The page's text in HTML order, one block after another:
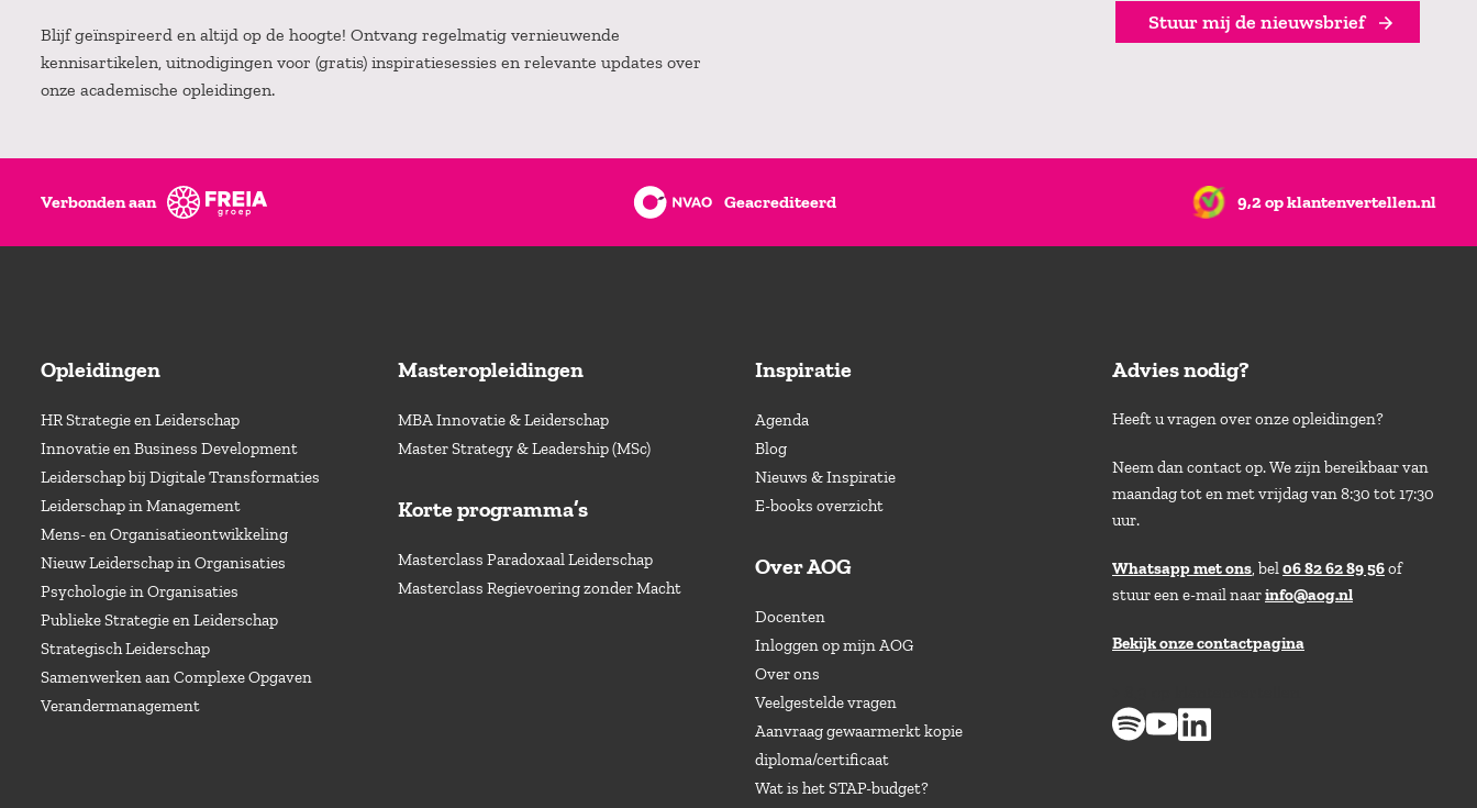
Blijf geïnspireerd en altijd op de hoogte! Ontvang regelmatig vernieuwende
kennisartikelen, uitnodigingen voor (gratis) inspiratiesessies en relevante updates over
onze academische opleidingen.
Stuur mij de nieuwsbrief
Verbonden aan Geacrediteerd 9,2 op klantenvertellen.nl
Opleidingen
HR Strategie en Leiderschap
Innovatie en Business Development
Leiderschap bij Digitale Transformaties
Leiderschap in Management
Mens- en Organisatieontwikkeling
Nieuw Leiderschap in Organisaties
Psychologie in Organisaties
Publieke Strategie en Leiderschap
Strategisch Leiderschap
Samenwerken aan Complexe Opgaven
Verandermanagement
Masteropleidingen
MBA Innovatie & Leiderschap
Master Strategy & Leadership (MSc)
Korte programma’s
Masterclass Paradoxaal Leiderschap
Masterclass Regievoering zonder Macht
Inspiratie
Agenda
Blog
Nieuws & Inspiratie
E-books overzicht
Over AOG
Docenten
Inloggen op mijn AOG
Over ons
Veelgestelde vragen
Aanvraag gewaarmerkt kopie
diploma/certificaat
Wat is het STAP-budget?
Advies nodig?
Heeft u vragen over onze opleidingen?
Neem dan contact op. We zijn bereikbaar van
maandag tot en met vrijdag van 8:30 tot 17:30
uur.
Whatsapp met ons, bel06 82 62 89 56of
stuur een e-mail naarinfo@aog.nl
Bekijk onze contactpagina